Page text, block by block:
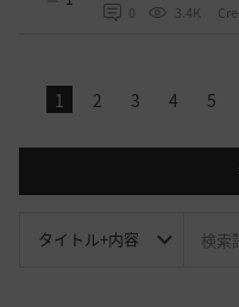
0 3.4K
1 2 3 4 5